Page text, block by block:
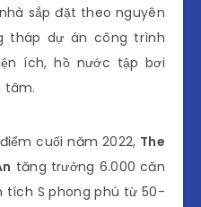
sắp đặt theo nguyên
tháp dự án công trình
ích, hồ nước tập bơi
tâm.
cuối năm 2022, The
tăng trưởng 6.000 căn
tích S phong phú từ 50-